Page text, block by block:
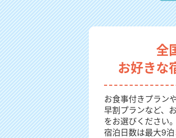
全
お好きな
お食事付きプラン
早割プランなど、
をお選びください。
宿泊日数は最大9泊